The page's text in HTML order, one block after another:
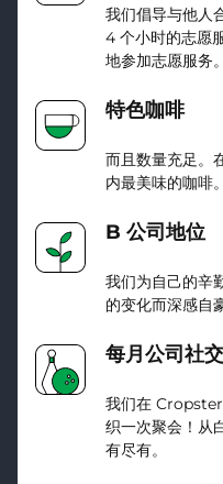
我们倡导与他人
4 个小时的志愿
地参加志愿服务。
特色咖啡
而且数量充足。
内最美味的咖啡。
B 公司地位
我们为自己的辛
的变化而深感自
每月公司社
我们在 Cropster
织一次聚会！从
有尽有。